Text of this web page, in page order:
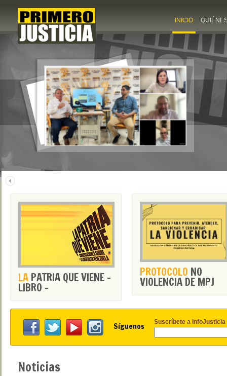
INICIO
LA PATRIA QUE VIENE -
LIBRO -
PROTOCOLO NO
VIOLENCIA DE MPJ
Síguenos Suscríbete a InfoJusticia
Noticias